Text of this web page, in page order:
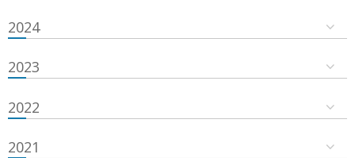
2024
2023
2022
2021